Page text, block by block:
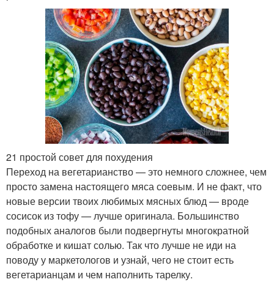
21 простой совет для похудения
Переход на вегетарианство — это немного сложнее, чем
просто замена настоящего мяса соевым. И не факт, что
новые версии твоих любимых мясных блюд — вроде
сосисок из тофу — лучше оригинала. Большинство
подобных аналогов были подвергнуты многократной
обработке и кишат солью. Так что лучше не иди на
поводу у маркетологов и узнай, чего не стоит есть
вегетарианцам и чем наполнить тарелку.